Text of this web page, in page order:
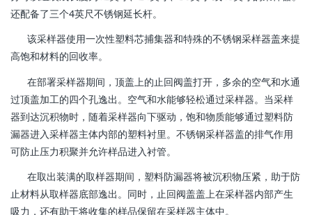
还配备了三个4英尺不锈钢延长杆。
该采样器使用一次性塑料芯捕集器和特殊的不锈钢采样器盖来提
高饱和材料的回收率。
在部署采样器期间，顶盖上的止回阀盖打开，多余的空气和水通
过顶盖加工的四个孔逸出。空气和水能够轻松通过采样器。当采样
器到达沉积物时，随着采样器向下驱动，饱和物质能够通过塑料防
漏器进入采样器主体内部的塑料衬里。不锈钢采样器盖的排气作用
可防止压力积聚并允许样品进入衬管。
在取出装满的取样器期间，塑料防漏器将被沉积物压紧，助于防
止材料从取样器底部逸出。同时，止回阀盖盖上在采样器内部产生
吸力，还有助于将收集的样品保留在采样器主体中。